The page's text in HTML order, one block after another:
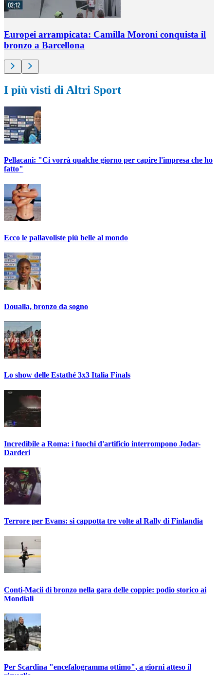
Europei arrampicata: Camilla Moroni conquista il
bronzo a Barcellona
I più visti di Altri Sport
Pellacani: "Ci vorrà qualche giorno per capire l'impresa che ho
fatto"
Ecco le pallavoliste più belle al mondo
Doualla, bronzo da sogno
Lo show delle Estathé 3x3 Italia Finals
Incredibile a Roma: i fuochi d'artificio interrompono Jodar-
Darderi
Terrore per Evans: si cappotta tre volte al Rally di Finlandia
Conti-Macii di bronzo nella gara delle coppie: podio storico ai
Mondiali
Per Scardina "encefalogramma ottimo", a giorni atteso il